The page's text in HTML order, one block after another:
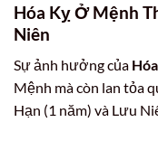
Hóa Kỵ Ở Mệnh
Niên
Sự ảnh hưởng của
Mệnh mà còn lan tỏa
Hạn (1 năm) và Lưu